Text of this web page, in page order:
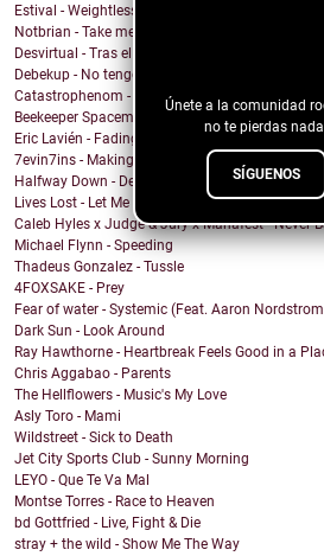
Únete a la comunidad
no te pierdas
SÍGUENOS
Estival - Weightless
Notbrian - Take me back
Desvirtual - Tras el cristal
Debekup - No tengo miedo de existir
Catastrophenom - This Might Be the Ending
Beekeeper Spaceman - Pour the nigth
Eric Lavién - Fading Away
7evin7ins - Making You Mad
Halfway Down - Dead Inside
Lives Lost - Let Me Down Slowly (Radio Edit)
Caleb Hyles x Judge & Jury x Manafest - Never
Michael Flynn - Speeding
Thadeus Gonzalez - Tussle
4FOXSAKE - Prey
Fear of water - Systemic (Feat. Aaron Nordstrom
Dark Sun - Look Around
Ray Hawthorne - Heartbreak Feels Good in a
Chris Aggabao - Parents
The Hellflowers - Music's My Love
Asly Toro - Mami
Wildstreet - Sick to Death
Jet City Sports Club - Sunny Morning
LEYO - Que Te Va Mal
Montse Torres - Race to Heaven
bd Gottfried - Live, Fight & Die
stray + the wild - Show Me The Way